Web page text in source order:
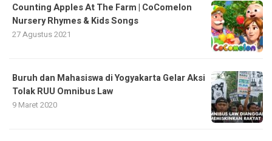
Counting Apples At The Farm | CoComelon
Nursery Rhymes & Kids Songs
27 Agustus 2021
Buruh dan Mahasiswa di Yogyakarta Gelar Aksi
Tolak RUU Omnibus Law
9 Maret 2020